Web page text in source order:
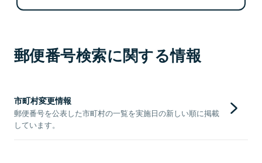
郵便番号検索に関する情報
市町村変更情報
郵便番号を公表した市町村の一覧を実施日の新しい順に掲載
しています。